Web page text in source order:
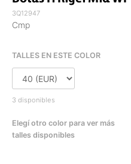
3Q12947
Cmp
TALLES EN ESTE COLOR
3 disponibles
Elegí otro color para ver más
talles disponibles